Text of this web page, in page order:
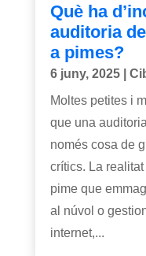
Què ha
auditoria
a pimes?
6 juny, 2025|
Moltes petites i
que una
només cosa de
crítics. La
pime que
al núvol o
internet,...